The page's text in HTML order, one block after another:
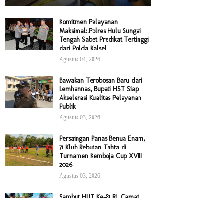
Komitmen Pelayanan
Maksimal:.Polres Hulu Sungai
Tengah Sabet Predikat Tertinggi
dari Polda Kalsel
Agustus 04, 2026
Bawakan Terobosan Baru dari
Lemhannas, Bupati HST Siap
Akselerasi Kualitas Pelayanan
Publik
Agustus 03, 2026
Persaingan Panas Benua Enam,
71 Klub Rebutan Tahta di
Turnamen Kemboja Cup XVIII
2026
Agustus 03, 2026